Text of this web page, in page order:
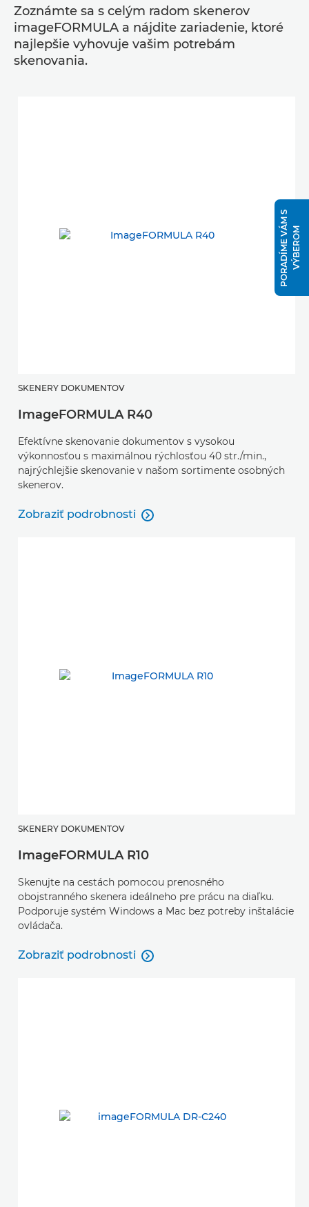
Zoznámte sa s celým radom skenerov
imageFORMULA a nájdite zariadenie, ktoré
najlepšie vyhovuje vašim potrebám
skenovania.
SKENERY DOKUMENTOV
ImageFORMULA R40
Efektívne skenovanie dokumentov s vysokou
výkonnosťou s maximálnou rýchlosťou 40 str./min.,
najrýchlejšie skenovanie v našom sortimente osobných
skenerov.
Zobraziť podrobnosti
Zobraziť podrobnosti

SKENERY DOKUMENTOV
ImageFORMULA R10
Skenujte na cestách pomocou prenosného
obojstranného skenera ideálneho pre prácu na diaľku.
Podporuje systém Windows a Mac bez potreby inštalácie
ovládača.
Zobraziť podrobnosti
Zobraziť podrobnosti

P
O
R
A
D
Í
M
E
V
Á
M
S
V
Ý
B
E
R
OM